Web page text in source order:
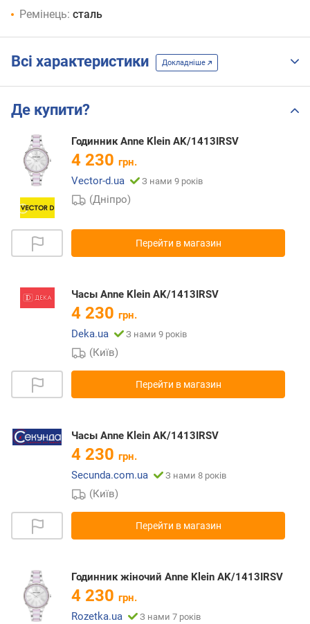
Ремінець: сталь
Всі характеристики Докладніше
Де купити?
Годинник Anne Klein AK/1413IRSV
4 230 грн.
Vector-d.ua
З нами 9 років
(Дніпро)
Перейти в магазин
Часы Anne Klein AK/1413IRSV
4 230 грн.
Deka.ua
З нами 9 років
(Київ)
Перейти в магазин
Часы Anne Klein AK/1413IRSV
4 230 грн.
Secunda.com.ua
З нами 8 років
(Київ)
Перейти в магазин
Годинник жіночий Anne Klein AK/1413IRSV
4 230 грн.
Rozetka.ua
З нами 7 років